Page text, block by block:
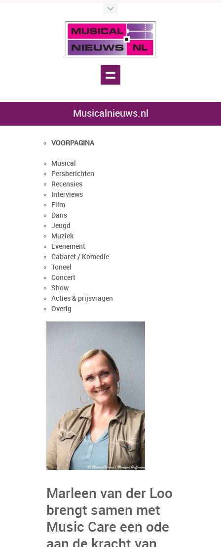
Musicalnieuws.nl
VOORPAGINA
Musical
Persberichten
Recensies
Interviews
Film
Dans
Jeugd
Muziek
Evenement
Cabaret / Komedie
Toneel
Concert
Show
Acties & prijsvragen
Overig
Marleen van der Loo
brengt samen met
Music Care een ode